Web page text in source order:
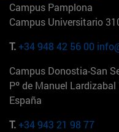
Campus Pamplona
Campus Universitario
T.+34 948 42 56 00
Campus Donostia-San
Pº de Manuel
España
T.+34 943 21 98 77